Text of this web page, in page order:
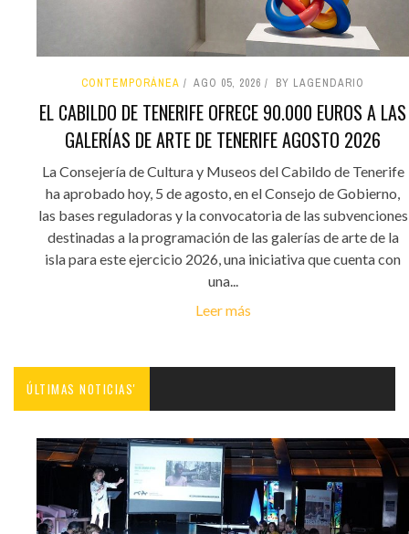
CONTEMPORÁNEA AGO 05, 2026 BY LAGENDARIO
EL CABILDO DE TENERIFE OFRECE 90.000 EUROS A LAS
GALERÍAS DE ARTE DE TENERIFE AGOSTO 2026
La Consejería de Cultura y Museos del Cabildo de Tenerife
ha aprobado hoy, 5 de agosto, en el Consejo de Gobierno,
las bases reguladoras y la convocatoria de las subvenciones
destinadas a la programación de las galerías de arte de la
isla para este ejercicio 2026, una iniciativa que cuenta con
una...
Leer más
ÚLTIMAS NOTICIAS'